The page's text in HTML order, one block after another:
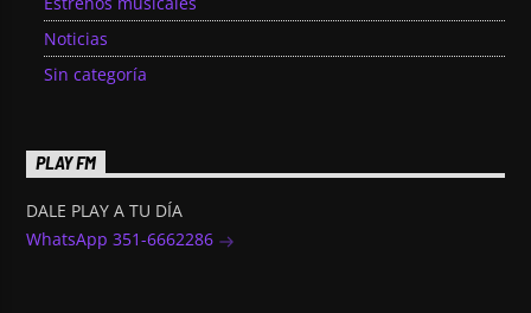
Noticias
Sin categoría
PLAY FM
DALE PLAY A TU DÍA
WhatsApp 351-6662286